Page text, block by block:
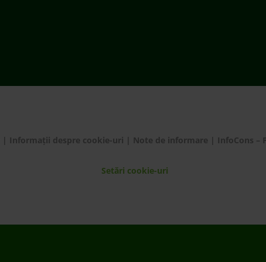
Informații despre cookie-uri Note de informare InfoCons –
Setări cookie-uri